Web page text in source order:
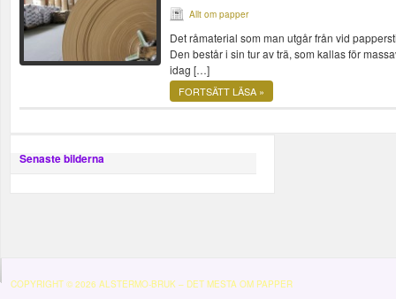
Allt om papper
Det råmaterial som man utgår från vid
Den består i sin tur av trä, som kallas för
idag […]
FORTSÄTT LÄSA »
Senaste bilderna
COPYRIGHT © 2026 ALSTERMO-BRUK – DET MESTA OM PAPPER